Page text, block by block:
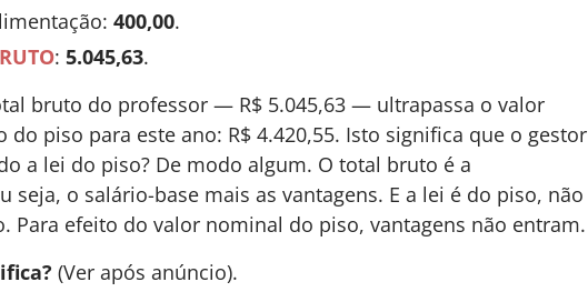
400,00.
: 5.045,63.
bruto do professor — R$ 5.045,63 — ultrapassa o valor
piso para este ano: R$ 4.420,55. Isto significa que o gestor
a lei do piso? De modo algum. O total bruto é a
seja, o salário-base mais as vantagens. E a lei é do piso, não
Para efeito do valor nominal do piso, vantagens não entram.
(Ver após anúncio).